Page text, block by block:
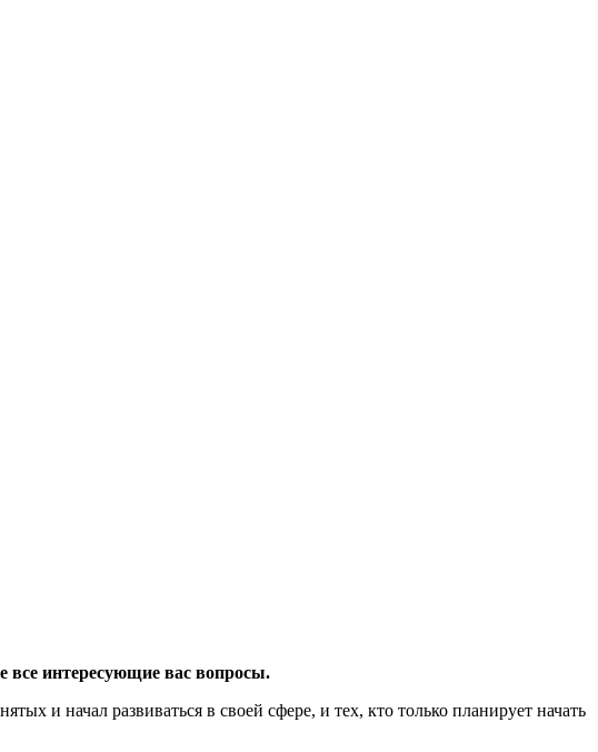
все интересующие вас вопросы.
и начал развиваться в своей сфере, и тех, кто только планирует начать